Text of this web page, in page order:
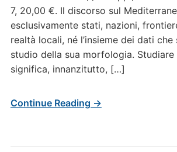
7, 20,00 €. Il discorso sul
esclusivamente stati, nazioni,
realtà locali, né l’insieme dei dati
studio della sua morfologia.
significa, innanzitutto, […]
Continue Reading →